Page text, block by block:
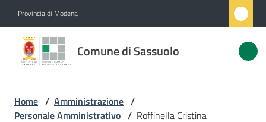
Provincia di Modena
Comune di Sassuolo
Comune
di
Home / Amministrazione /
Personale Amministrativo / Roffinella Cristina